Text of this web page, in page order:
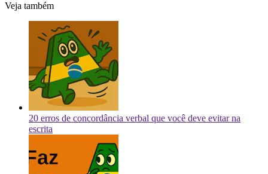
Veja também
20 erros de concordância verbal que você deve evitar na
escrita